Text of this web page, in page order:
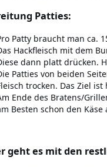
Patties:
Patty braucht man ca.
Hackfleisch mit dem
dann platt drücken.
Patties von beiden
trocken. Das Ziel
Ende des Bratens/
Besten schon den
geht es mit den